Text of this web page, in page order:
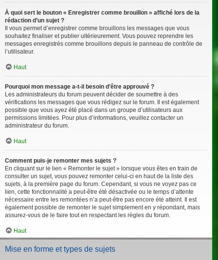
À quoi sert le bouton « Enregistrer comme brouillon » affiché lors de la
rédaction d’un sujet ?
Il vous permet d’enregistrer comme brouillons les messages que vous
souhaitez finaliser et publier ultérieurement. Vous pouvez reprendre les
messages enregistrés comme brouillons depuis le panneau de contrôle de
l’utilisateur.
Haut
Pourquoi mon message a-t-il besoin d’être approuvé ?
Les administrateurs du forum peuvent décider de soumettre à des
vérifications les messages que vous rédigez sur le forum. Il est également
possible que vous ayez été placé dans un groupe d’utilisateurs aux
permissions limitées. Pour plus d’informations, veuillez contacter un
administrateur du forum.
Haut
Comment puis-je remonter mes sujets ?
En cliquant sur le lien « Remonter le sujet » lorsque vous êtes en train de
consulter un sujet, vous pouvez remonter celui-ci en haut de la liste des
sujets, à la première page du forum. Cependant, si vous ne voyez pas ce
lien, cette fonctionnalité a peut-être été désactivée ou le temps d’attente
nécessaire entre les remontées n’a peut-être pas encore été atteint. Il est
également possible de remonter le sujet simplement en y répondant, mais
assurez-vous de le faire tout en respectant les règles du forum.
Haut
Mise en forme et types de sujets